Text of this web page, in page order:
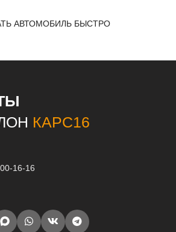
АВТОМОБИЛЬ БЫСТРО
КАРС16
16-16